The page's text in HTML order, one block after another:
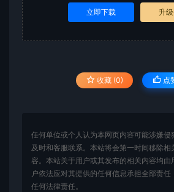
立即下载 升
收藏 (0) 点
任何单位或个人认为本网页内容可能涉嫌侵
及时和客服联系。本站将会第一时间移除相
容。本站关于用户或其发布的相关内容均由
户依法应对其提供的任何信息承担全部责任
任何法律责任。